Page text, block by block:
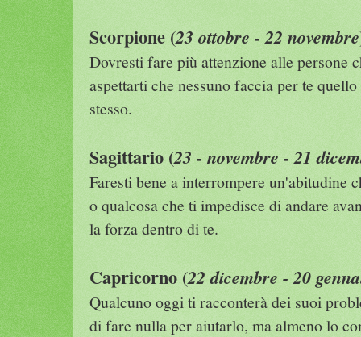
Scorpione (23 ottobre - 22 novembre
Dovresti fare più attenzione alle persone
aspettarti che nessuno faccia per te
stesso.
Sagittario (23 - novembre - 21
Faresti bene a interrompere un'abitudine
o qualcosa che ti impedisce di andare
la forza dentro di te.
Capricorno (22 dicembre - 20
Qualcuno oggi ti racconterà dei suoi
di fare nulla per aiutarlo, ma almeno lo